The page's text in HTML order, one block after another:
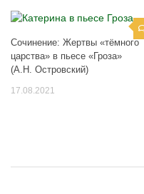
Сочинение: Жертвы «тёмного
царства» в пьесе «Гроза»
(А.Н. Островский)
17.08.2021